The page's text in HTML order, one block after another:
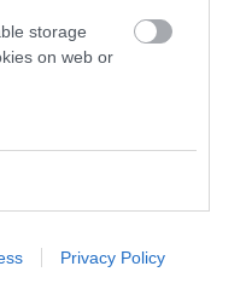
storage
on web or
Privacy Policy